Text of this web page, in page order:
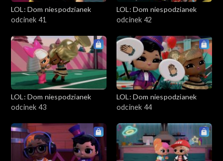
LOL: Dom niespodzianek
odcinek 41
LOL: Dom niespodzianek
odcinek 42
LOL: Dom niespodzianek
odcinek 43
LOL: Dom niespodzianek
odcinek 44